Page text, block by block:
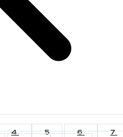
4 5 6
7